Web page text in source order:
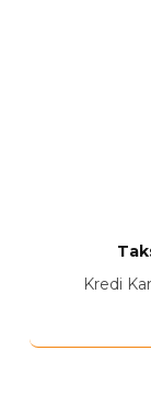
Kredi